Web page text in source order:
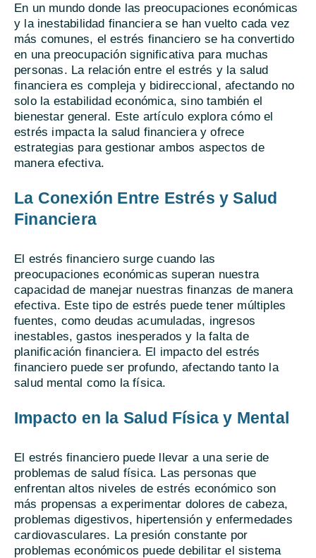
En un mundo donde las preocupaciones económicas
y la inestabilidad financiera se han vuelto cada vez
más comunes, el estrés financiero se ha convertido
en una preocupación significativa para muchas
personas. La relación entre el estrés y la salud
financiera es compleja y bidireccional, afectando no
solo la estabilidad económica, sino también el
bienestar general. Este artículo explora cómo el
estrés impacta la salud financiera y ofrece
estrategias para gestionar ambos aspectos de
manera efectiva.
La Conexión Entre Estrés y Salud
Financiera
El estrés financiero surge cuando las
preocupaciones económicas superan nuestra
capacidad de manejar nuestras finanzas de manera
efectiva. Este tipo de estrés puede tener múltiples
fuentes, como deudas acumuladas, ingresos
inestables, gastos inesperados y la falta de
planificación financiera. El impacto del estrés
financiero puede ser profundo, afectando tanto la
salud mental como la física.
Impacto en la Salud Física y Mental
El estrés financiero puede llevar a una serie de
problemas de salud física. Las personas que
enfrentan altos niveles de estrés económico son
más propensas a experimentar dolores de cabeza,
problemas digestivos, hipertensión y enfermedades
cardiovasculares. La presión constante por
problemas económicos puede debilitar el sistema